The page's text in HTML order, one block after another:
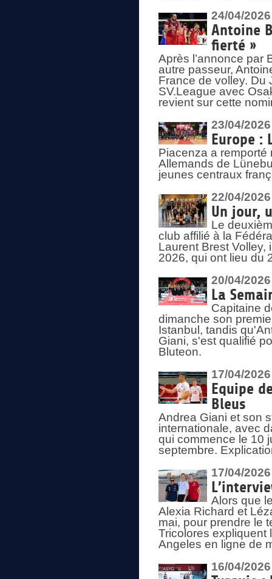
24/04/2026
Antoine
fierté »
Après l’annonce par
autre passeur,
France de volley. Du
SV.League avec
revient sur cette
23/04/2026
Europe :
Piacenza a remporté
Allemands de
jeunes centraux
22/04/2026
Un jour,
Le
club affilié à la
Laurent Brest Volley,
2026, qui ont lieu du
20/04/2026
La
Capitaine
dimanche son
Istanbul, tandis
Giani, s'est qualifié
Bluteon.
17/04/2026
Equipe
Bleus
Andrea Giani et son
internationale, avec
qui commence le 10
septembre.
17/04/2026
Alors que
Alexia Richard et
mai, pour prendre le
Tricolores expliquent
Angeles en ligne de
16/04/2026